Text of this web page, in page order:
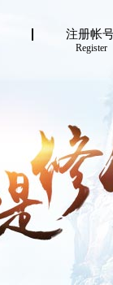
注册帐
Register